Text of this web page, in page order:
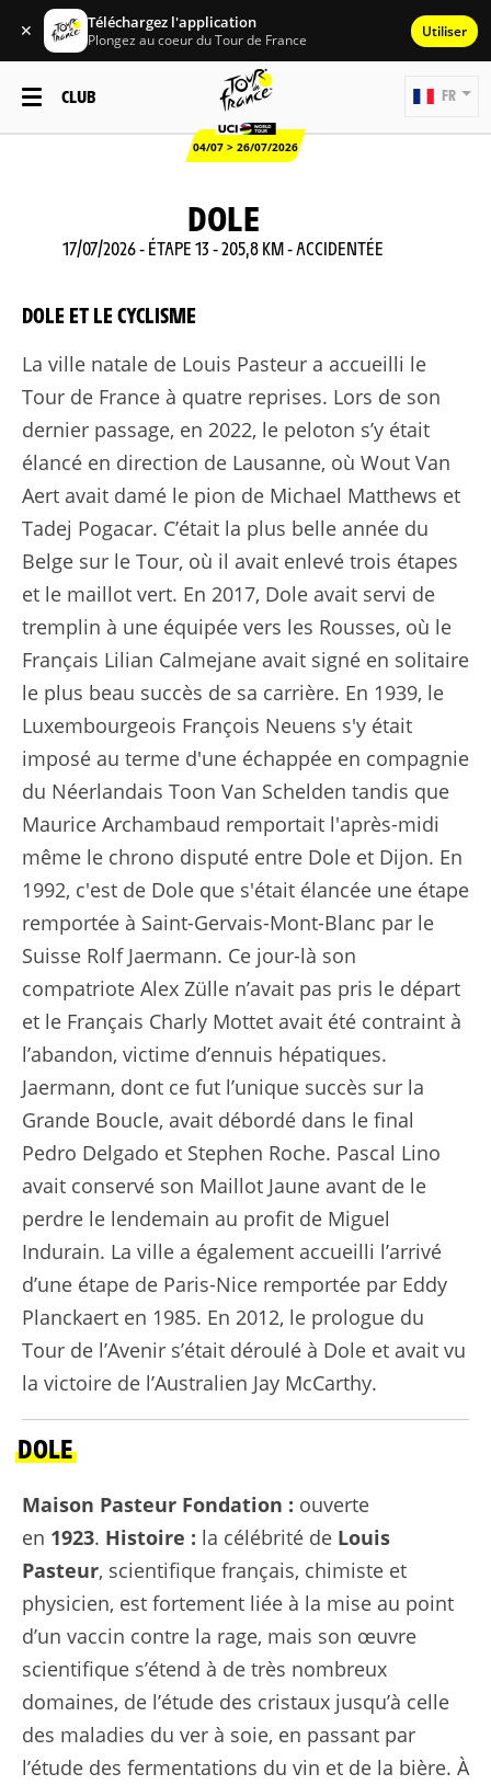
✕ Téléchargez l'application
Plongez au coeur du Tour de France Utiliser
CLUB
04/07 > 26/07/2026
FR
DOLE
17/07/2026 - ÉTAPE 13 - 205,8 KM - ACCIDENTÉE
DOLE ET LE CYCLISME
La ville natale de Louis Pasteur a accueilli le
Tour de France à quatre reprises. Lors de son
dernier passage, en 2022, le peloton s’y était
élancé en direction de Lausanne, où Wout Van
Aert avait damé le pion de Michael Matthews et
Tadej Pogacar. C’était la plus belle année du
Belge sur le Tour, où il avait enlevé trois étapes
et le maillot vert. En 2017, Dole avait servi de
tremplin à une équipée vers les Rousses, où le
Français Lilian Calmejane avait signé en solitaire
le plus beau succès de sa carrière. En 1939, le
Luxembourgeois François Neuens s'y était
imposé au terme d'une échappée en compagnie
du Néerlandais Toon Van Schelden tandis que
Maurice Archambaud remportait l'après-midi
même le chrono disputé entre Dole et Dijon. En
1992, c'est de Dole que s'était élancée une étape
remportée à Saint-Gervais-Mont-Blanc par le
Suisse Rolf Jaermann. Ce jour-là son
compatriote Alex Zülle n’avait pas pris le départ
et le Français Charly Mottet avait été contraint à
l’abandon, victime d’ennuis hépatiques.
Jaermann, dont ce fut l’unique succès sur la
Grande Boucle, avait débordé dans le final
Pedro Delgado et Stephen Roche. Pascal Lino
avait conservé son Maillot Jaune avant de le
perdre le lendemain au profit de Miguel
Indurain. La ville a également accueilli l’arrivé
d’une étape de Paris-Nice remportée par Eddy
Planckaert en 1985. En 2012, le prologue du
Tour de l’Avenir s’était déroulé à Dole et avait vu
la victoire de l’Australien Jay McCarthy.
DOLE
Maison Pasteur Fondation : ouverte
en 1923. Histoire : la célébrité de Louis
Pasteur, scientifique français, chimiste et
physicien, est fortement liée à la mise au point
d’un vaccin contre la rage, mais son œuvre
scientifique s’étend à de très nombreux
domaines, de l’étude des cristaux jusqu’à celle
des maladies du ver à soie, en passant par
l’étude des fermentations du vin et de la bière. À